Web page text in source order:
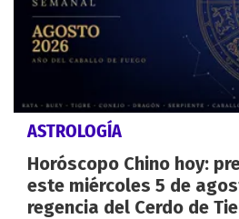
ASTROLOGÍA
Horóscopo Chino hoy:
este miércoles 5 de
regencia del Cerdo de